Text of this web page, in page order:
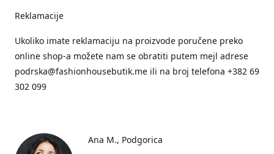
Reklamacije
Ukoliko imate reklamaciju na proizvode poručene preko
online shop-a možete nam se obratiti putem mejl adrese
podrska@fashionhousebutik.me ili na broj telefona +382 69
302 099
Ana M. Podgorica